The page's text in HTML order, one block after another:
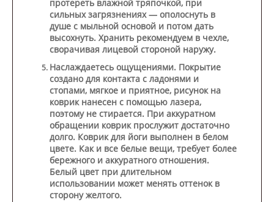
протереть влажной тряпочкой, при
сильных загрязнениях — ополоснуть в
душе с мыльной основой и потом дать
высохнуть. Хранить рекомендуем в чехле,
сворачивая лицевой стороной наружу.
Наслаждаетесь ощущениями. Покрытие
создано для контакта с ладонями и
стопами, мягкое и приятное, рисунок на
коврик нанесен с помощью лазера,
поэтому не стирается. При аккуратном
обращении коврик прослужит достаточно
долго. Коврик для йоги выполнен в белом
цвете. Как и все белые вещи, требует более
бережного и аккуратного отношения.
Белый цвет при длительном
использовании может менять оттенок в
сторону желтого.